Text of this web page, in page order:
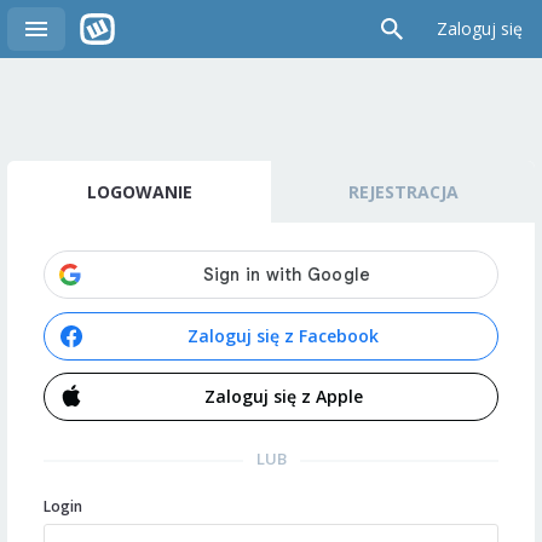
Zaloguj się
LOGOWANIE REJESTRACJA
Zaloguj się z Facebook
Zaloguj się z Apple
LUB
Login